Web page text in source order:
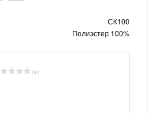
СК100
Полиэстер 100%
( 0 )